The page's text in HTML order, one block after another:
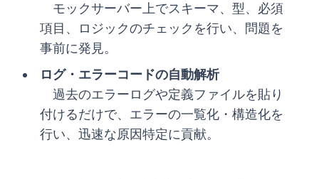
モックサーバー上でスキーマ、型、必須
項目、ロジックのチェックを行い、問題を
事前に発見。
ログ・エラーコードの自動解析
過去のエラーログや定義ファイルを貼り
付けるだけで、エラーの一覧化・構造化を
行い、迅速な原因特定に貢献。